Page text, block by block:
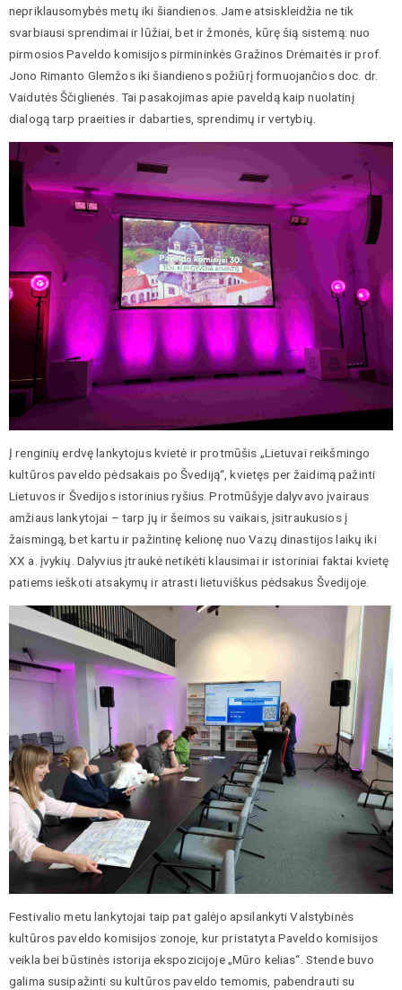
nepriklausomybės metų iki šiandienos. Jame atsiskleidžia ne tik
svarbiausi sprendimai ir lūžiai, bet ir žmonės, kūrę šią sistemą: nuo
pirmosios Paveldo komisijos pirmininkės Gražinos Drėmaitės ir prof.
Jono Rimanto Glemžos iki šiandienos požiūrį formuojančios doc. dr.
Vaidutės Ščiglienės. Tai pasakojimas apie paveldą kaip nuolatinį
dialogą tarp praeities ir dabarties, sprendimų ir vertybių.
Į renginių erdvę lankytojus kvietė ir protmūšis „Lietuvai reikšmingo
kultūros paveldo pėdsakais po Švediją“, kvietęs per žaidimą pažinti
Lietuvos ir Švedijos istorinius ryšius. Protmūšyje dalyvavo įvairaus
amžiaus lankytojai – tarp jų ir šeimos su vaikais, įsitraukusios į
žaismingą, bet kartu ir pažintinę kelionę nuo Vazų dinastijos laikų iki
XX a. įvykių. Dalyvius įtraukė netikėti klausimai ir istoriniai faktai kvietę
patiems ieškoti atsakymų ir atrasti lietuviškus pėdsakus Švedijoje.
Festivalio metu lankytojai taip pat galėjo apsilankyti Valstybinės
kultūros paveldo komisijos zonoje, kur pristatyta Paveldo komisijos
veikla bei būstinės istorija ekspozicijoje „Mūro kelias“. Stende buvo
galima susipažinti su kultūros paveldo temomis, pabendrauti su